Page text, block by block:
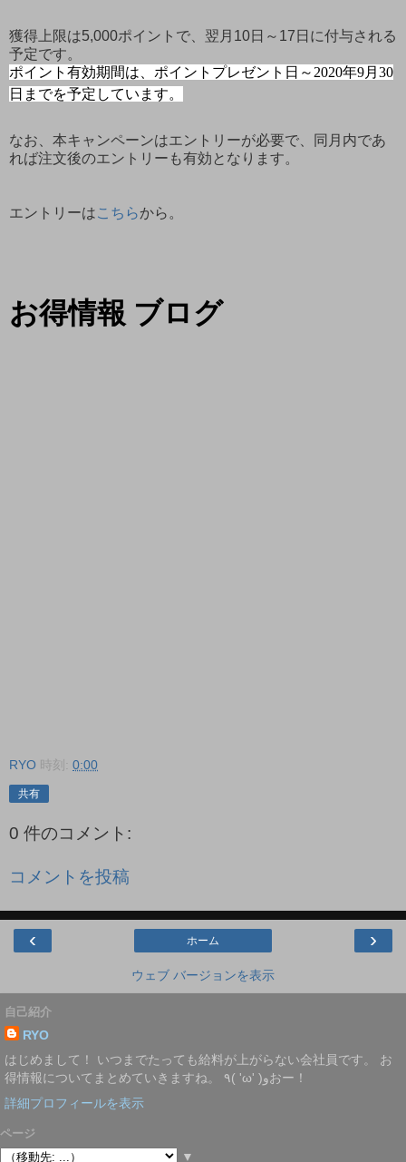
獲得上限は5,000ポイントで、翌月10日～17日に付与される
予定です。
ポイント有効期間は、 ポイントプレゼント日～2020年9月30
日までを予定しています。
なお、本キャンペーンはエントリーが必要で、同月内であ
れば注文後のエントリーも有効となります。
エントリーはこちらから。
お得情報 ブログ
RYO 時刻: 0:00
共有
0 件のコメント:
コメントを投稿
‹ ›
ホーム
ウェブ バージョンを表示
自己紹介
RYO
はじめまして！ いつまでたっても給料が上がらない会社員です。 お
得情報についてまとめていきますね。 ٩( 'ω' )وおー！
詳細プロフィールを表示
ページ
▼